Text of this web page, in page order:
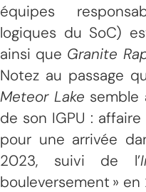
équipes
logiques du SoC)
ainsi que Granite
Notez au passage
Meteor Lake semble
de son IGPU : affaire
pour une arrivée
2023, suivi de l’
bouleversement »